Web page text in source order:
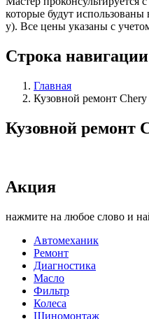
которые будут
у). Все цены указаны с
Строка навигации
Главная
Кузовной ремонт
Кузовной ремонт
Акция
нажмите на любое слово и
Автомеханик
Ремонт
Диагностика
Масло
Фильтр
Колеса
Шиномонтаж